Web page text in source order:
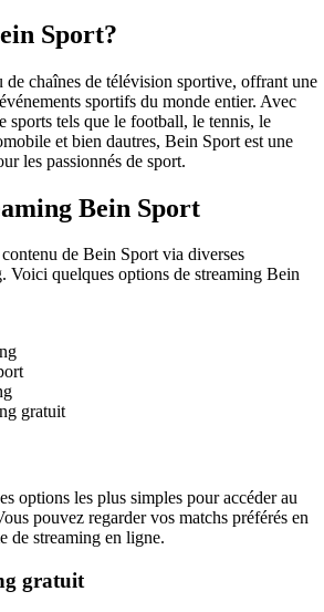
Sport?
de chaînes de télévision sportive, offrant une
sportifs du monde entier. Avec
sports tels que le football, le tennis, le
et bien dautres, Bein Sport est une
les passionnés de sport.
Bein Sport
de Bein Sport via diverses
Voici quelques options de streaming Bein
gratuit
options les plus simples pour accéder au
pouvez regarder vos matchs préférés en
de streaming en ligne.
gratuit